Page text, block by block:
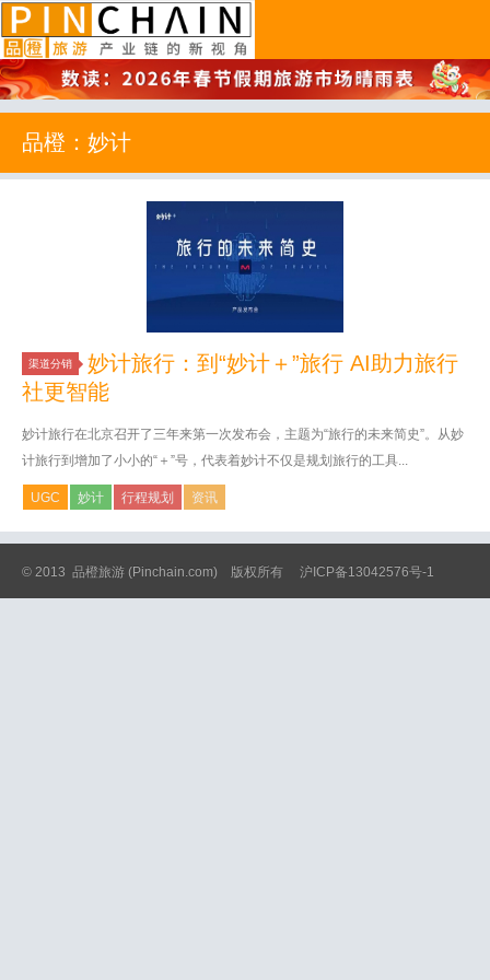
品橙旅游
品橙：妙计
渠道分销
妙计旅行：到“妙计＋”旅行 AI助力旅行
社更智能
妙计旅行在北京召开了三年来第一次发布会，主题为“旅行的未来简史”。从妙
计旅行到增加了小小的“＋”号，代表着妙计不仅是规划旅行的工具...
UGC 妙计 行程规划 资讯
© 2013 品橙旅游 (Pinchain.com) 版权所有 沪ICP备13042576号-1